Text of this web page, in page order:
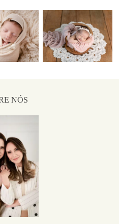
0 129 0
NÓS